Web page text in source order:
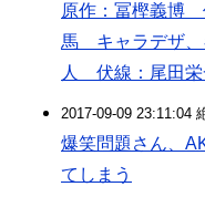
原作：冨樫義博
馬 キャラデザ、
人 伏線：尾田栄
2017-09-09 23:11:04
爆笑問題さん、
てしまう